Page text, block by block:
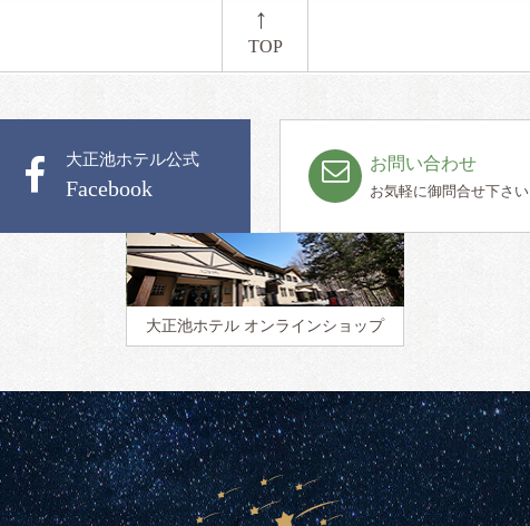
←
TOP
大正池ホテル公式
Facebook
お問い合わせ
お気軽に御問合せ下さい
大正池ホテル オンラインショップ